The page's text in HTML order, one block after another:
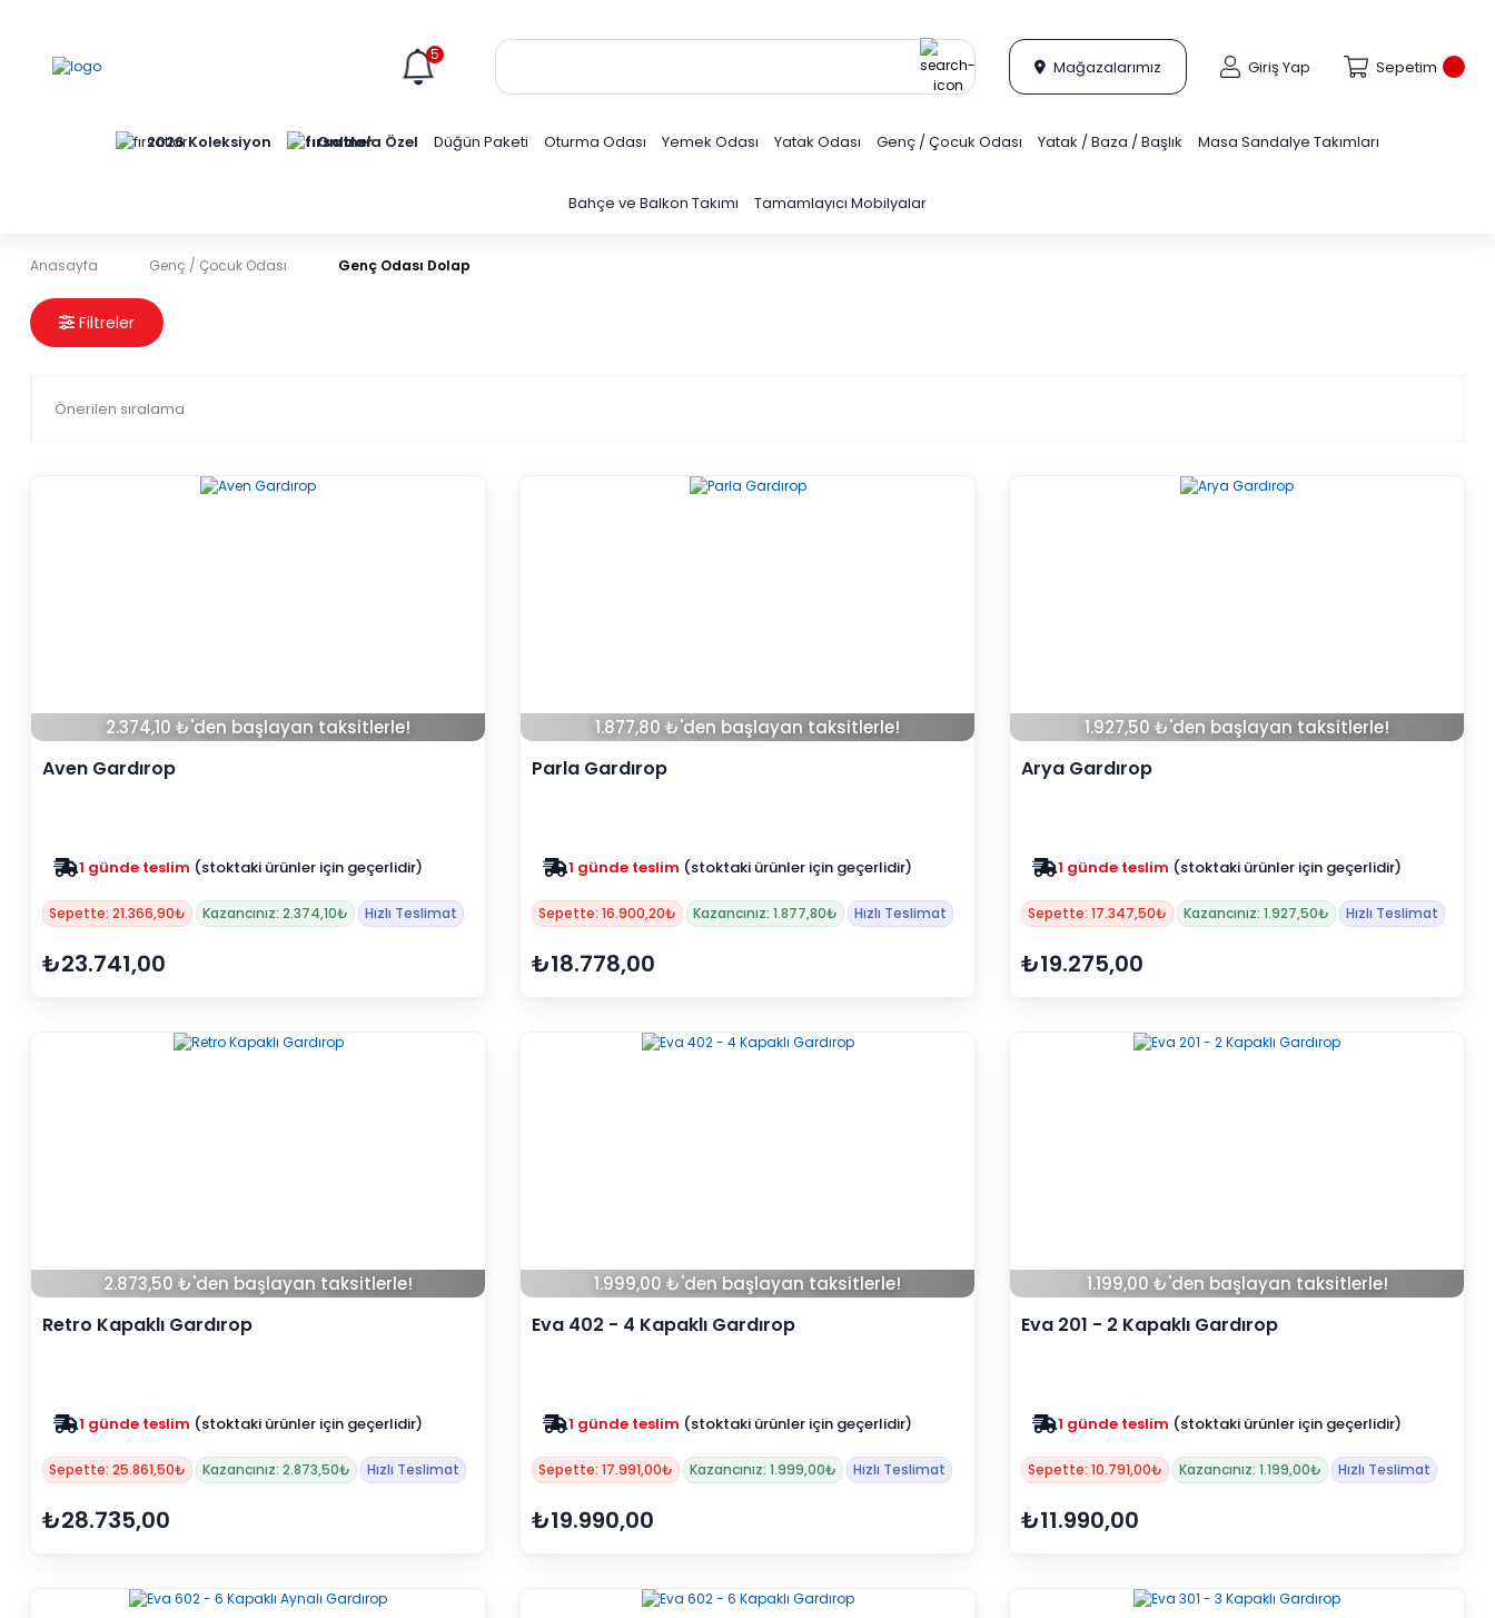
5
Mağazalarımız Giriş Yap Sepetim
2026 Koleksiyon Online'a Özel Düğün Paketi Oturma Odası Yemek Odası Yatak Odası Genç / Çocuk Odası Yatak / Baza / Başlık Masa Sandalye Takımları
Bahçe ve Balkon Takımı Tamamlayıcı Mobilyalar
Anasayfa Genç / Çocuk Odası Genç Odası Dolap
Genç Odası Dolap
Filtreler
2.374,10 ₺'den başlayan taksitlerle!
Aven Gardırop
Zam yok 2025 fiyatları devam ediyor
Sepette: 21.366,90₺ Kazancınız: 2.374,10₺ Hızlı Teslimat
₺23.741,00
1.877,80 ₺'den başlayan taksitlerle!
Parla Gardırop
Zam yok 2025 fiyatları devam ediyor
Sepette: 16.900,20₺ Kazancınız: 1.877,80₺ Hızlı Teslimat
₺18.778,00
1.927,50 ₺'den başlayan taksitlerle!
Arya Gardırop
Zam yok 2025 fiyatları devam ediyor
Sepette: 17.347,50₺ Kazancınız: 1.927,50₺ Hızlı Teslimat
₺19.275,00
2.873,50 ₺'den başlayan taksitlerle!
Retro Kapaklı Gardırop
Zam yok 2025 fiyatları devam ediyor
Sepette: 25.861,50₺ Kazancınız: 2.873,50₺ Hızlı Teslimat
₺28.735,00
1.999,00 ₺'den başlayan taksitlerle!
Eva 402 - 4 Kapaklı Gardırop
Zam yok 2025 fiyatları devam ediyor
Sepette: 17.991,00₺ Kazancınız: 1.999,00₺ Hızlı Teslimat
₺19.990,00
1.199,00 ₺'den başlayan taksitlerle!
Eva 201 - 2 Kapaklı Gardırop
Zam yok 2025 fiyatları devam ediyor
Sepette: 10.791,00₺ Kazancınız: 1.199,00₺ Hızlı Teslimat
₺11.990,00